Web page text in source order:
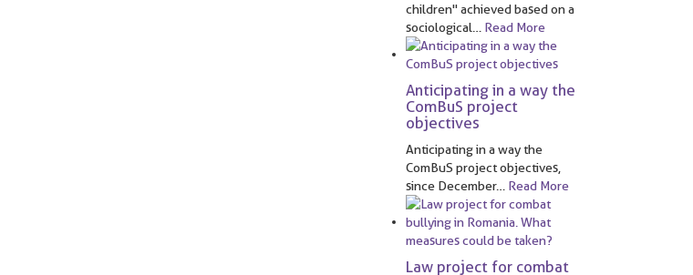
children" achieved based on a
sociological
Read More
Anticipating in a way the
ComBuS project
objectives
Anticipating in a way the
ComBuS project objectives,
since December… Read More
Law project for combat